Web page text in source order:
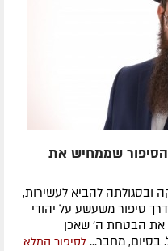
שממחיש את
להביא לעשירות,
סיפור משעשע על יהודי
את הבטחת ה' שאכן
בסיום, מחבר... לסיפור המלא